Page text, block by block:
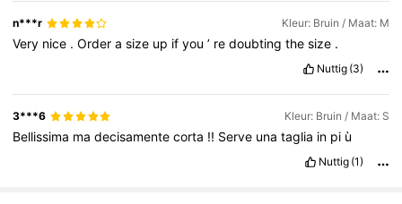
n***r Kleur: Bruin / Maat: M
Very nice .Orderasize up ifyou’ redoubtingthesize .
Nuttig (3)
3***6 Kleur: Bruin / Maat: S
Bellissima madecisamentecorta !! Serve unataglia in pi ù
Nuttig (1)